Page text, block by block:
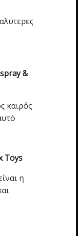
&
καιρός
Toys
η